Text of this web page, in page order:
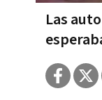
Las